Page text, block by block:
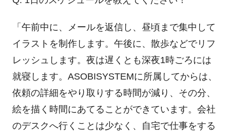
「午前中に、メールを返信し、昼頃まで集中して
イラストを制作します。午後に、散歩などでリフ
レッシュします。夜は遅くとも深夜1時ごろには
就寝します。ASOBISYSTEMに所属してからは、
依頼の詳細をやり取りする時間が減り、その分、
絵を描く時間にあてることができています。会社
のデスクへ行くことは少なく、自宅で仕事をする